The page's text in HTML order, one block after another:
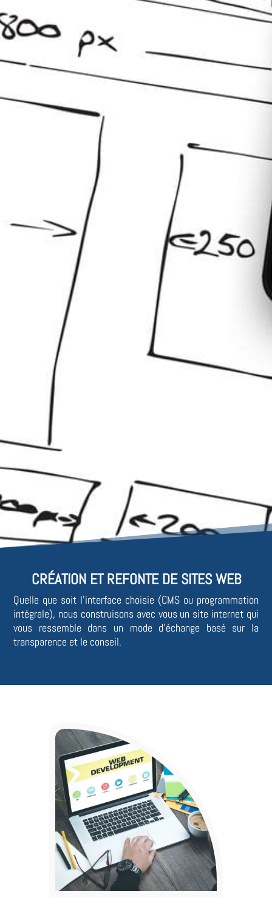
CRÉATION ET REFONTE DE SITES WEB
Quelle que soit l’interface choisie (CMS ou programmation
intégrale), nous construisons avec vous un site internet qui
vous ressemble dans un mode d’échange basé sur la
transparence et le conseil.